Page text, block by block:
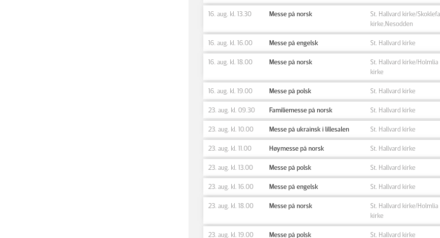
16. aug. kl. 13.30 Messe på norsk
St. Hallvard kirke/
kirke,Nesodden
16. aug. kl. 16.00 Messe på engelsk St. Hallvard kirke
16. aug. kl. 18.00 Messe på norsk
St. Hallvard kirke/Holmlia
kirke
16. aug. kl. 19.00 Messe på polsk St. Hallvard kirke
23. aug. kl. 09.30 Familiemesse på norsk St. Hallvard kirke
23. aug. kl. 10.00 Messe på ukrainsk i lillesalen St. Hallvard kirke
23. aug. kl. 11.00 Høymesse på norsk St. Hallvard kirke
23. aug. kl. 13.00 Messe på polsk St. Hallvard kirke
23. aug. kl. 16.00 Messe på engelsk St. Hallvard kirke
23. aug. kl. 18.00 Messe på norsk
St. Hallvard kirke/Holmlia
kirke
23. aug. kl. 19.00 Messe på polsk St. Hallvard kirke